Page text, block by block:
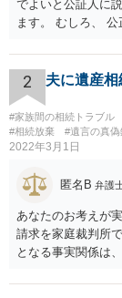
でよいと公証人に
ます。 むしろ、
月に携帯が新しく
「面会に来てくれ
話の使い方を教え
電話が切れました
にチップが埋めら
録、介護認定の資
2 夫に遺産相
#家族間の相続トラブル
#相続放棄
#遺言の真
2022年3月1日
匿名B 弁護
あなたのお考えが
請求を家庭裁判所
となる事実関係は
「廃除」は遺言で